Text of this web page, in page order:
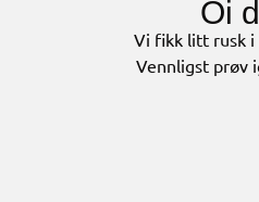
Oi
Vi fikk litt rusk i
Vennligst prøv